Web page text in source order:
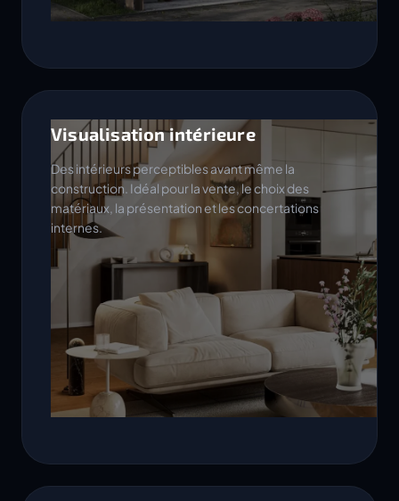
Visualisation intérieure
Des intérieurs perceptibles avant même la
construction. Idéal pour la vente, le choix des
matériaux, la présentation et les concertations
internes.